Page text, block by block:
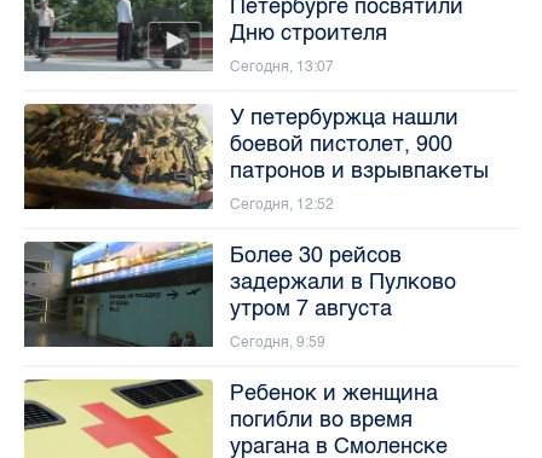
Петербурге посвятили
Дню строителя
Сегодня, 13:07
У петербуржца нашли
боевой пистолет, 900
патронов и взрывпакеты
Сегодня, 12:52
Более 30 рейсов
задержали в Пулково
утром 7 августа
Сегодня, 9:59
Ребенок и женщина
погибли во время
урагана в Смоленске